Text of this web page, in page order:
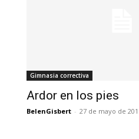
Gimnasia correctiva
Ardor en los pies
BelenGisbert - 27 de mayo de